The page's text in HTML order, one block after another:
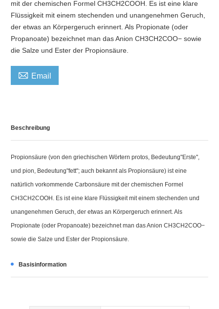
mit der chemischen Formel CH3CH2COOH. Es ist eine klare
Flüssigkeit mit einem stechenden und unangenehmen Geruch,
der etwas an Körpergeruch erinnert. Als Propionate (oder
Propanoate) bezeichnet man das Anion CH3CH2COO− sowie
die Salze und Ester der Propionsäure.
 Email
Beschreibung
Propionsäure (von den griechischen Wörtern protos, Bedeutung"Erste",
und pion, Bedeutung"fett"; auch bekannt als Propionsäure) ist eine
natürlich vorkommende Carbonsäure mit der chemischen Formel
CH3CH2COOH. Es ist eine klare Flüssigkeit mit einem stechenden und
unangenehmen Geruch, der etwas an Körpergeruch erinnert. Als
Propionate (oder Propanoate) bezeichnet man das Anion CH3CH2COO−
sowie die Salze und Ester der Propionsäure.
Basisinformation